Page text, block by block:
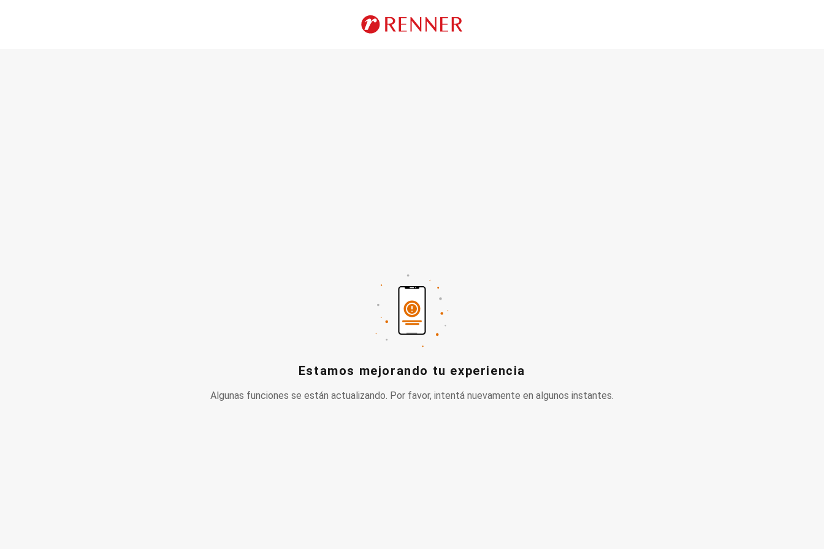
Estamos mejorando tu experiencia
Algunas funciones se están actualizando. Por favor, intentá nuevamente en algunos instantes.